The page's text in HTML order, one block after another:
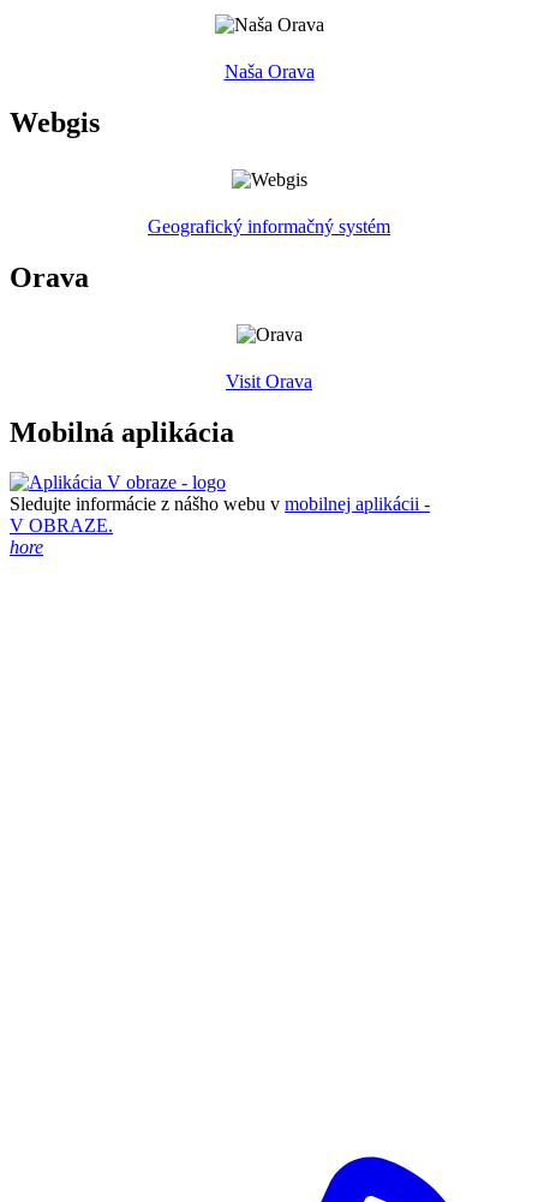
Naša Orava
Webgis
Geografický informačný systém
Orava
Visit Orava
Mobilná aplikácia
Sledujte informácie z nášho webu v mobilnej aplikácii -
V OBRAZE.
hore